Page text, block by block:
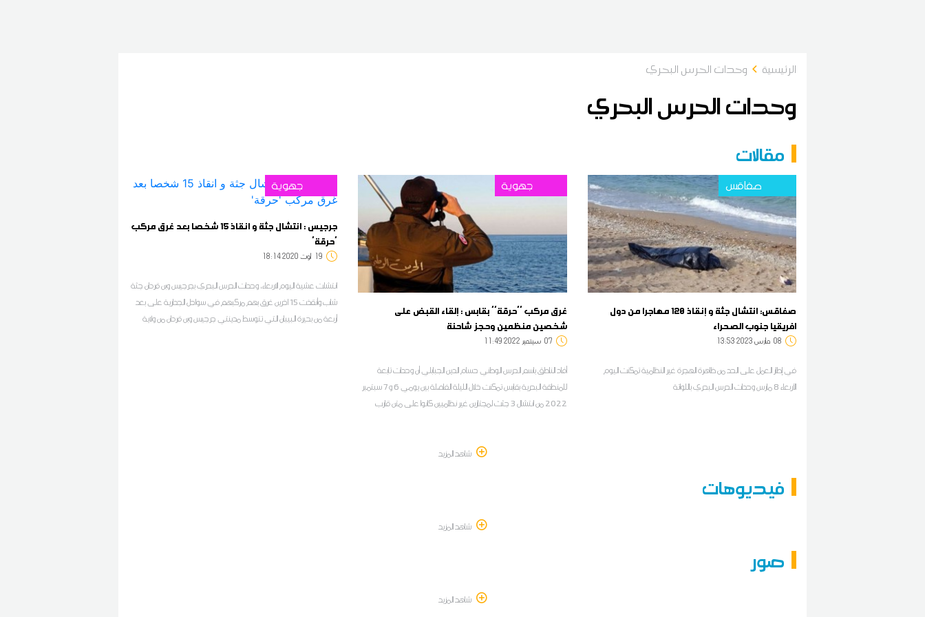
الرئيسية وحدات الحرس البحري
وحدات الحرس البحري
مقالات
صفاقس
صفاقس: انتشال جثة و إنقاذ 120 مهاجرا من دول
افريقيا جنوب الصحراء
08 13:53 2023 مارس
في إطار العمل على الحد من ظاهرة الهجرة غير النظامية تمكنت اليوم
الأربعاء 8 مارس وحدات الحرس البحري باللواتة
جهوية
غرق مركب ''حرقة'' بقابس : إلقاء القبض على
شخصين منظمين وحجز شاحنة
07 11:49 2022 سبتمبر
أفاد الناطق باسم الحرس الوطني حسام الدين الجبابلي أن وحدات تابعة
للمنطقة البحرية بقابس تمكنت خلال الليلة الفاصلة بين يومي 6 و 7 سبتمبر
2022 من انتشال 3 جثث لمجتازين غير نظاميين كانوا على متن قارب
جهوية
جرجيس : انتشال جثة و انقاذ 15 شخصا بعد غرق مركب
'حرقة'
19 18:14 2020 أوت
انتشلت عشية اليوم الاربعاء، وحدات الحرس البحري بجرجيس وبن قردان جثة
شاب وأنقذت 15 اخرين غرق بهم مركبهم في سواحل الجدارية على بعد
أربعة من بحيرة البيبان التي تتوسط مدينتي جرجيس وبن قردان من ولاية
شاهد المزيد
فيديوهات
شاهد المزيد
صور
شاهد المزيد